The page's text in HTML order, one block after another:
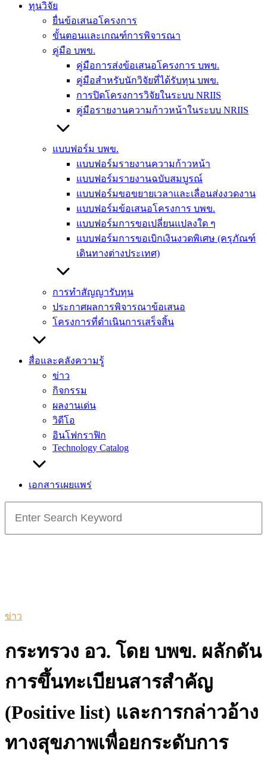
ทุนวิจัย
ยื่นข้อเสนอโครงการ
ขั้นตอนและเกณฑ์การพิจารณา
คู่มือ บพข.
คู่มือการส่งข้อเสนอโครงการ บพข.
คู่มือสำหรับนักวิจัยที่ได้รับทุน บพข.
การปิดโครงการวิจัยในระบบ NRIIS
คู่มือรายงานความก้าวหน้าในระบบ NRIIS
แบบฟอร์ม บพข.
แบบฟอร์มรายงานความก้าวหน้า
แบบฟอร์มรายงานฉบับสมบูรณ์
แบบฟอร์มขอขยายเวลาและเลื่อนส่งงวดงาน
แบบฟอร์มข้อเสนอโครงการ บพข.
แบบฟอร์มการขอเปลี่ยนแปลงใด ๆ
แบบฟอร์มการขอเบิกเงินงวดพิเศษ (ครุภัณฑ์
เดินทางต่างประเทศ)
การทำสัญญารับทุน
ประกาศผลการพิจารณาข้อเสนอ
โครงการที่ดำเนินการเสร็จสิ้น
สื่อและคลังความรู้
ข่าว
กิจกรรม
ผลงานเด่น
วิดีโอ
อินโฟกราฟิก
Technology Catalog
เอกสารเผยแพร่
for:
ข่าว
กระทรวง อว. โดย บพข. ผลักดัน
การขึ้นทะเบียนสารสำคัญ
(Positive list) และการกล่าวอ้าง
ทางสุขภาพเพื่อยกระดับการ